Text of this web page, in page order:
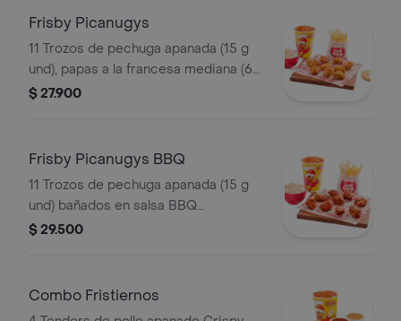
Frisby Picanugys
11 Trozos de pechuga apanada (15 g
und), papas a la francesa mediana (60
g), ensalada de repollo personal (145
$ 27.900
Frisby Picanugys BBQ
11 Trozos de pechuga apanada (15 g
und) bañados en salsa BBQ
ligeramente picante, papas a la
(325 ml)
$ 29.500
Combo Fristiernos